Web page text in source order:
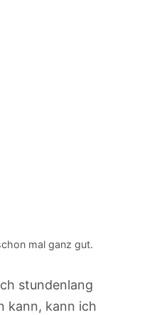
mal ganz gut.
stundenlang
kann, kann ich